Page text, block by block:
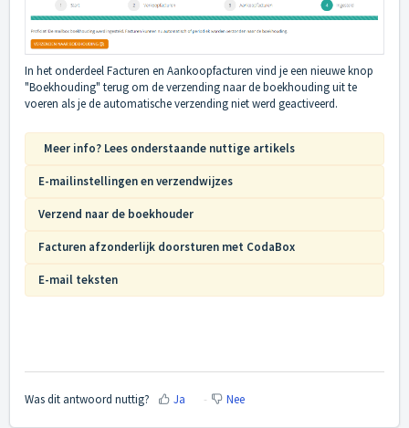
In het onderdeel Facturen en Aankoopfacturen vind je een nieuwe knop
"Boekhouding" terug om de verzending naar de boekhouding uit te
voeren als je de automatische verzending niet werd geactiveerd.
Meer info? Lees onderstaande nuttige artikels
E-mailinstellingen en verzendwijzes
Verzend naar de boekhouder
Facturen afzonderlijk doorsturen met CodaBox
E-mail teksten
Was dit antwoord nuttig? Ja Nee